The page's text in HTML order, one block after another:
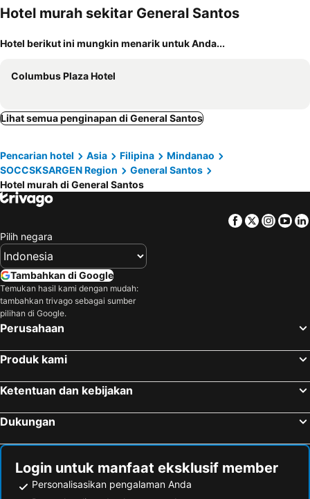
Hotel murah sekitar General Santos
Hotel berikut ini mungkin menarik untuk Anda...
Columbus Plaza Hotel
Lihat semua penginapan di General Santos
Pencarian hotel Asia Filipina
Mindanao
SOCCSKSARGEN Region
General Santos
Hotel murah di General Santos
Facebook
Twitter
Pilih negara
Tambahkan di Google
Temukan hasil kami dengan mudah:
tambahkan trivago sebagai sumber
pilihan di Google.
Perusahaan
Produk kami
Ketentuan dan kebijakan
Dukungan
Login untuk manfaat eksklusif member
Personalisasikan pengalaman Anda